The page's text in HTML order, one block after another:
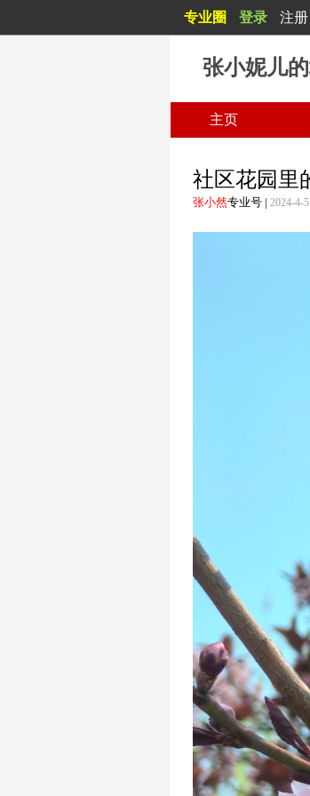
专业圈 登录 注册
张小妮儿
白日不到处，青春恰自来。 苔花如米小，也学牡丹开
主页
社区花园里
张小然专业号 | 2024-4-5